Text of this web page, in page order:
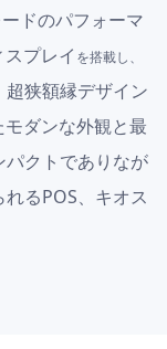
ドのパフォーマ
プレイ を搭載し、
超狭額縁デザイン
ダンな外観と最
クトでありなが
るPOS、キオス